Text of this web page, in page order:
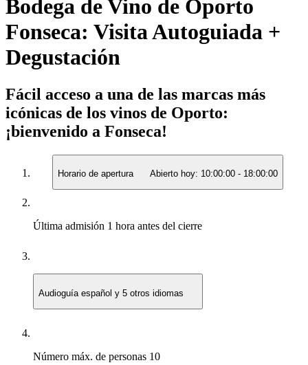
Bodega de Vino de Oporto
Fonseca: Visita Autoguiada +
Degustación
Fácil acceso a una de las marcas más
icónicas de los vinos de Oporto:
¡bienvenido a Fonseca!
Horario de apertura Abierto hoy: 10:00:00 - 18:00:00
Última admisión 1 hora antes del cierre
Audioguía español y 5 otros idiomas
Número máx. de personas 10